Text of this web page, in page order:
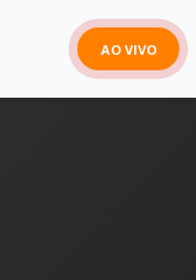
AO VIVO